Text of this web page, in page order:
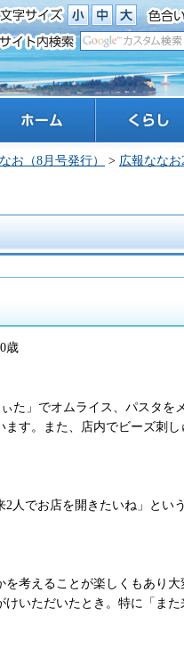
お（8月号発行） > 広報なな
歳
た」でオムライス、パスタを
す。また、店内でビーズ刺
人でお店を開きたいね」とい
を考えることが楽しくもあり
けいただいたとき。特に「ま